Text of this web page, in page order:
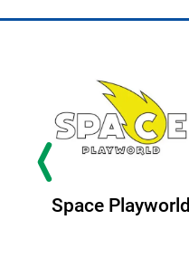
Space Playworld